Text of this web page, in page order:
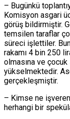
– Bugünkü
Komisyon asgari
görüş bildirmiştir.
temsilen taraflar
süreci işlettiler.
rakamı 4 bin 250
olmasına ve çocuk
yükselmektedir.
gerçekleşmiştir.
– Kimse ne
herhangi bir